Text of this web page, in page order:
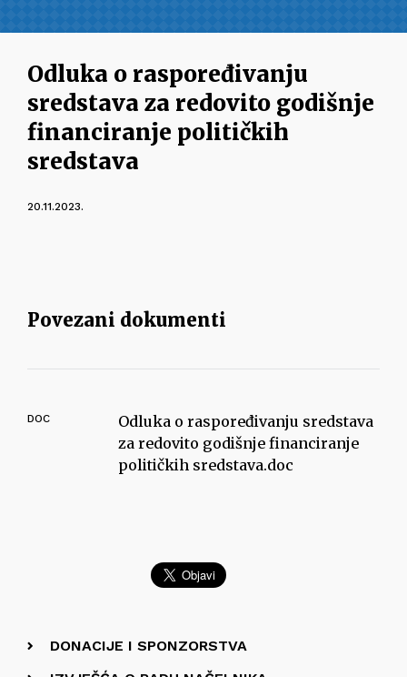
Odluka o raspoređivanju
sredstava za redovito godišnje
financiranje političkih
sredstava
20.11.2023.
Povezani dokumenti
DOC
Odluka o raspoređivanju sredstava
za redovito godišnje financiranje
političkih sredstava.doc
DONACIJE I SPONZORSTVA